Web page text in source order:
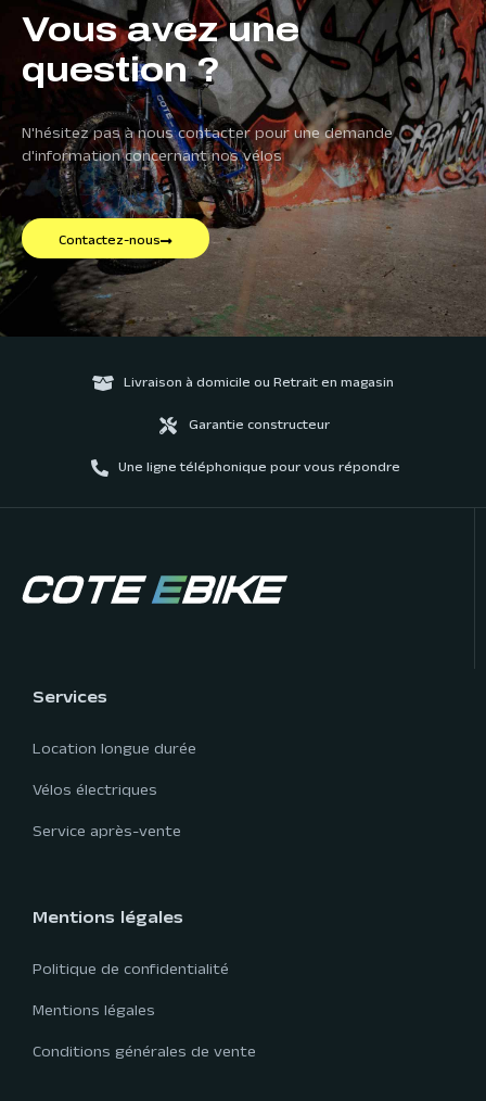
Vous avez une
question ?
N'hésitez pas à nous contacter pour une demande
d'information concernant nos vélos
Contactez-nous
Livraison à domicile ou Retrait en magasin
Garantie constructeur
Une ligne téléphonique pour vous répondre
Services
Location longue durée
Vélos électriques
Service après-vente
Mentions légales
Politique de confidentialité
Mentions légales
Conditions générales de vente